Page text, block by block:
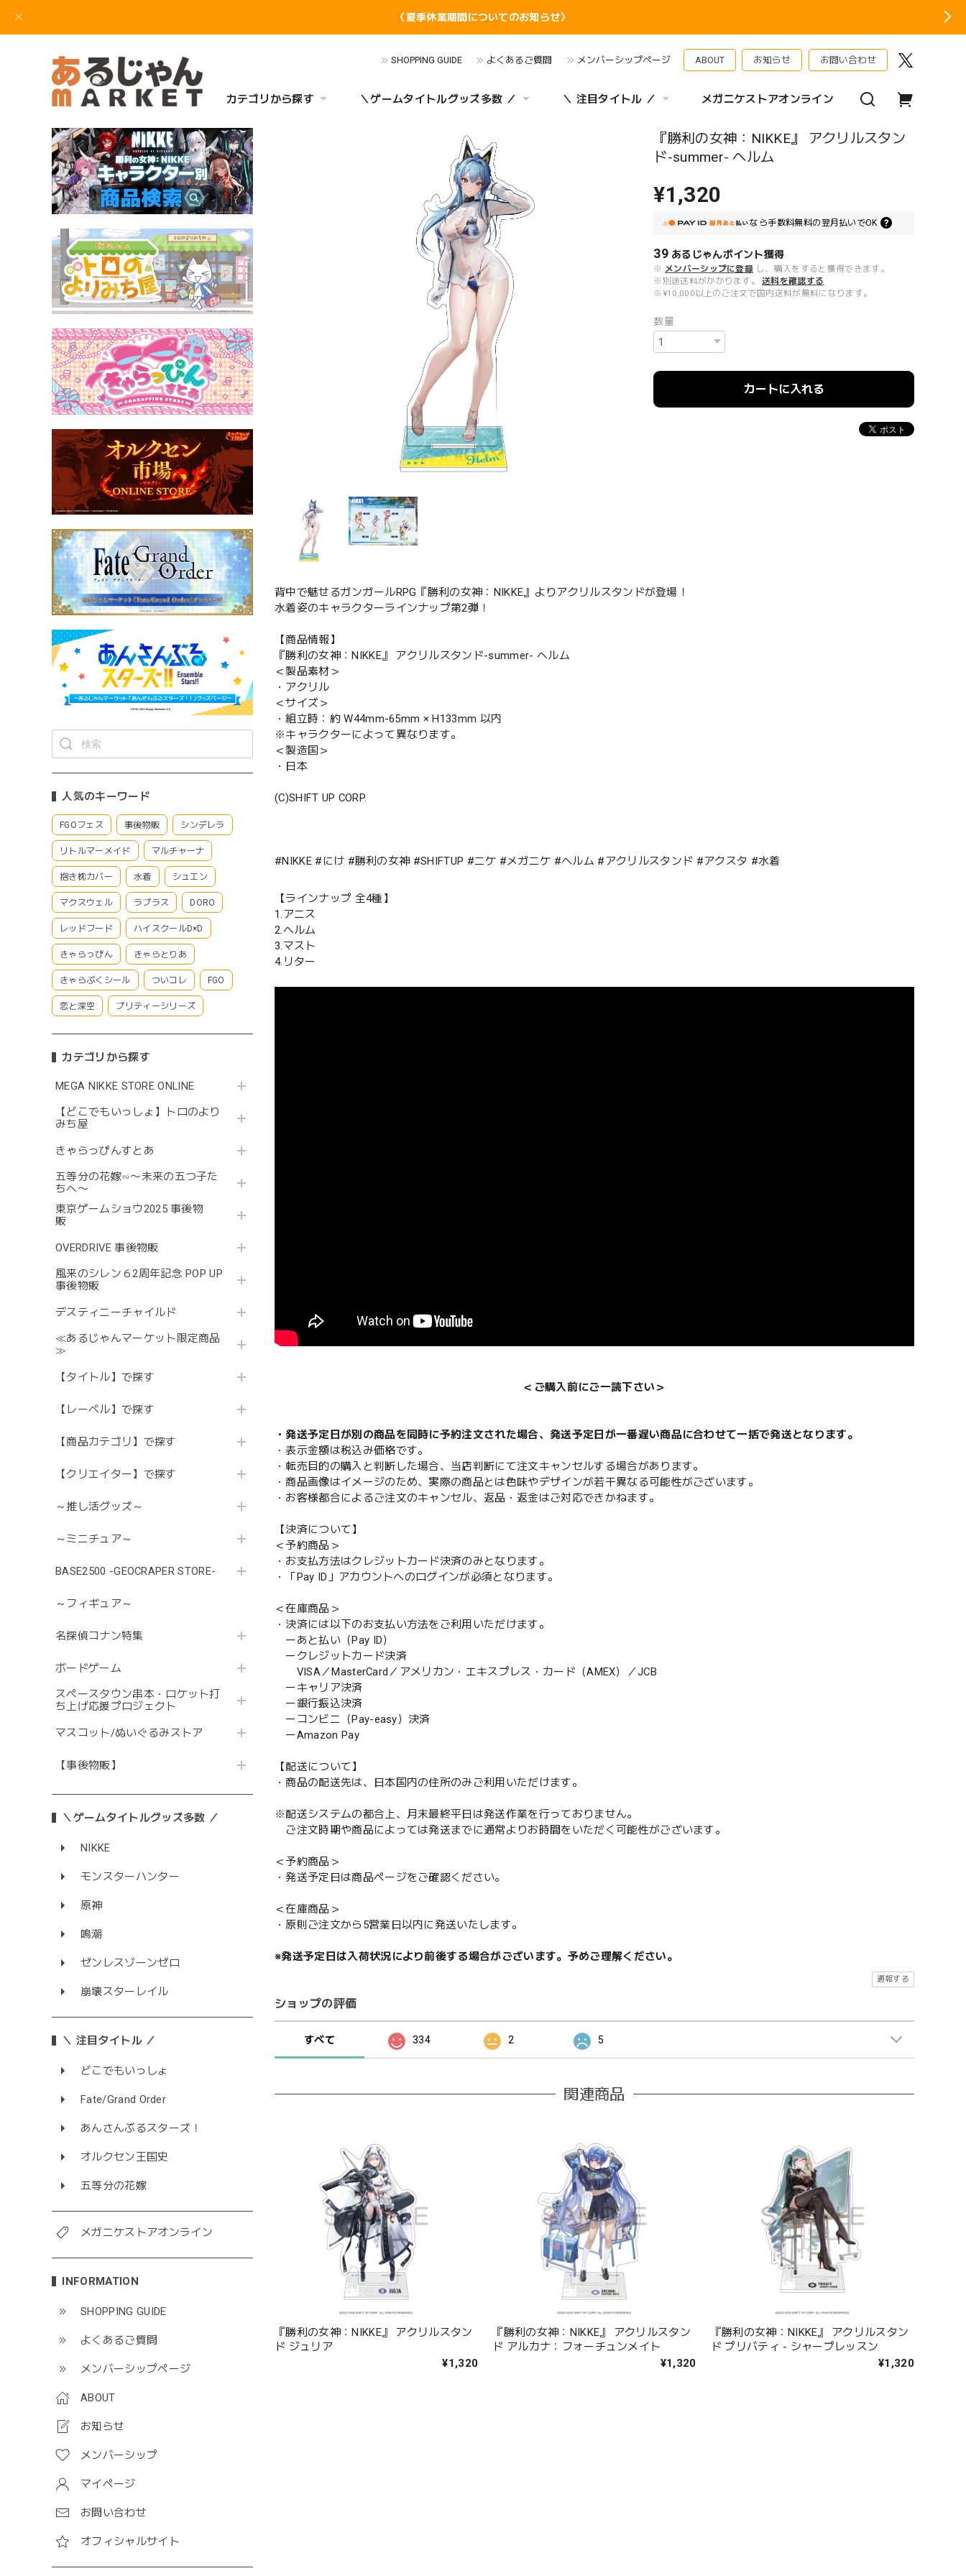
〈夏季休業期間についてのお知らせ〉
SHOPPING GUIDE よくあるご質問 メンバーシップページ ABOUT お知らせ お問い合わせ
カテゴリから探す ＼ゲームタイトルグッズ多数 ／ ＼ 注目タイトル ／ メガニケストアオンライン
人気のキーワード
FGOフェス 事後物販 シンデレラ
リトルマーメイド マルチャーナ
抱き枕カバー 水着 シュエン
マクスウェル ラプラス DORO
レッドフード ハイスクールD×D
きゃらっぴん きゃらとりあ
きゃらぷくシール ついコレ FGO
恋と深空 プリティーシリーズ
カテゴリから探す
MEGA NIKKE STORE ONLINE
【どこでもいっしょ】トロのより
みち屋
きゃらっぴんすとあ
五等分の花嫁∽〜未来の五つ子た
ちへ〜
東京ゲームショウ2025 事後物
販
OVERDRIVE 事後物販
風来のシレン６2周年記念 POP UP
事後物販
デスティニーチャイルド
≪あるじゃんマーケット限定商品
≫
【タイトル】で探す
【レーベル】で探す
【商品カテゴリ】で探す
【クリエイター】で探す
～推し活グッズ～
～ミニチュア～
BASE2500 -GEOCRAPER STORE-
～フィギュア～
名探偵コナン特集
ボードゲーム
スペースタウン串本・ロケット打
ち上げ応援プロジェクト
マスコット/ぬいぐるみストア
【事後物販】
＼ゲームタイトルグッズ多数 ／
NIKKE
モンスターハンター
原神
鳴潮
ゼンレスゾーンゼロ
崩壊スターレイル
＼ 注目タイトル ／
どこでもいっしょ
Fate/Grand Order
あんさんぶるスターズ！
オルクセン王国史
五等分の花嫁
メガニケストアオンライン
INFORMATION
SHOPPING GUIDE
よくあるご質問
メンバーシップページ
ABOUT
お知らせ
メンバーシップ
マイページ
お問い合わせ
オフィシャルサイト
『勝利の女神：NIKKE』 アクリルスタン
ド-summer- ヘルム
¥1,320
なら手数料無料の 翌月払いでOK
39 あるじゃんポイント獲得
※ メンバーシップに登録 し、購入をすると獲得できます。
※別途送料がかかります。
送料を確認する
※¥10,000以上のご注文で国内送料が無料になります。
数量
カートに入れる
背中で魅せるガンガールRPG『勝利の女神：NIKKE』よりアクリルスタンドが登場！
水着姿のキャラクターラインナップ第2弾！
【商品情報】
『勝利の女神：NIKKE』 アクリルスタンド-summer- ヘルム
＜製品素材＞
・アクリル
＜サイズ＞
・組立時：約 W44mm-65mm × H133mm 以内
※キャラクターによって異なります。
＜製造国＞
・日本
(C)SHIFT UP CORP.
#NIKKE #にけ #勝利の女神 #SHIFTUP #ニケ #メガニケ #ヘルム #アクリルスタンド #アクスタ #水着
【ラインナップ 全4種】
1.アニス
2.ヘルム
3.マスト
4.リター
＜ご購入前にご一読下さい＞
・発送予定日が別の商品を同時に予約注文された場合、発送予定日が一番遅い商品に合わせて一括で発送となります。
・表示金額は税込み価格です。
・転売目的の購入と判断した場合、当店判断にて注文キャンセルする場合があります。
・商品画像はイメージのため、実際の商品とは色味やデザインが若干異なる可能性がございます。
・お客様都合によるご注文のキャンセル、返品・返金はご対応できかねます。
【決済について】
＜予約商品＞
・お支払方法はクレジットカード決済のみとなります。
・「Pay ID」アカウントへのログインが必須となります。
＜在庫商品＞
・決済には以下のお支払い方法をご利用いただけます。
ーあと払い（Pay ID）
ークレジットカード決済
VISA／MasterCard／アメリカン・エキスプレス・カード（AMEX）／JCB
ーキャリア決済
ー銀行振込決済
ーコンビニ（Pay-easy）決済
ーAmazon Pay
【配送について】
・商品の配送先は、日本国内の住所のみご利用いただけます。
※配送システムの都合上、月末最終平日は発送作業を行っておりません。
ご注文時期や商品によっては発送までに通常よりお時間をいただく可能性がございます。
＜予約商品＞
・発送予定日は商品ページをご確認ください。
＜在庫商品＞
・原則ご注文から5営業日以内に発送いたします。
※発送予定日は入荷状況により前後する場合がございます。予めご理解ください。
通報する
ショップの評価
すべて 334 2 5
関連商品
『勝利の女神：NIKKE』 アクリルスタン
ド ジュリア
¥1,320
『勝利の女神：NIKKE』 アクリルスタン
ド アルカナ：フォーチュンメイト
¥1,320
『勝利の女神：NIKKE』 アクリルスタン
ド プリバティ - シャープレッスン
¥1,320